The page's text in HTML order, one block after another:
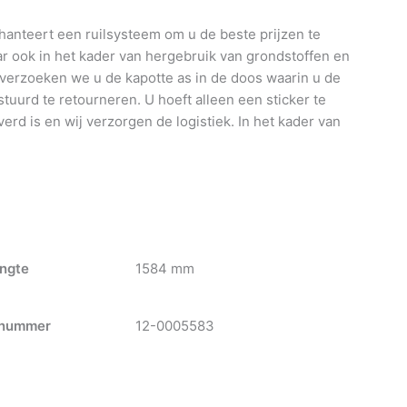
een ruilsysteem om u de beste prijzen te
ook in het kader van hergebruik van grondstoffen en
we u de kapotte as in de doos waarin u de
te retourneren. U hoeft alleen een sticker te
is en wij verzorgen de logistiek. In het kader van
1584 mm
12-0005583